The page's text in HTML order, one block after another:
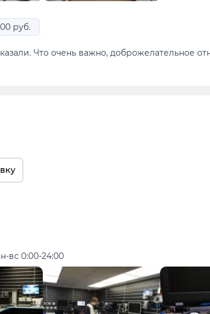
руб.
Что очень важно, доброжелательное
вс 0:00-24:00